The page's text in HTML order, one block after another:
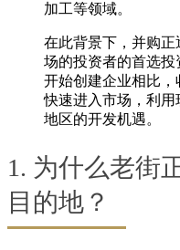
加工等领域。
在此背景下，并购
场的投资者的首选
开始创建企业相比
快速进入市场，利
地区的开发机遇。
1. 为什么老街
目的地？